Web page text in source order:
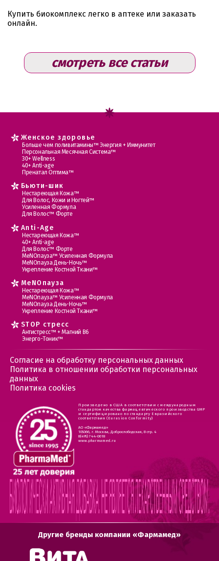
Купить биокомплекс легко в аптеке или заказать
онлайн.
смотреть все статьи
Женское здоровье
Больше чем поливитамины™ Энергия + Иммунитет
Персональная Месячная Система™
30+ Wellness
40+ Anti-age
Пренатал Оптима™
Бьюти-шик
Нестареющая Кожа™
Для Волос, Кожи и Ногтей™
Усиленная Формула
Для Волос™ Форте
Anti-Age
Нестареющая Кожа™
40+ Anti-age
Для Волос™ Форте
МеNOпауза™ Усиленная Формула
МеNOпауза День-Ночь™
Укрепление Костной Ткани™
MеNOпауза
Нестареющая Кожа™
МеNOпауза™ Усиленная Формула
МеNOпауза День-Ночь™
Укрепление Костной Ткани™
STOP стресс
Антистресс™ + Магний В6
Энерго-Тоник™
Согласие на обработку персональных данных
Политика в отношении обработки персональных
данных
Политика cookies
Произведено в США в соответствии с международным
стандартом качества фармацевтического производства GMP
и сертифицировано по стандарту Евразийского
соответствия (Eurasion Conformity)
АО «Фармамед»
105066, г. Москва, Доброслободская, 8 стр. 4
8(495) 744-0618
www.pharmamed.ru
Другие бренды компании «Фармамед»